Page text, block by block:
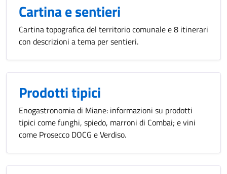
Cartina e sentieri
Cartina topografica del territorio comunale e 8 itinerari
con descrizioni a tema per sentieri.
Prodotti tipici
Enogastronomia di Miane: informazioni su prodotti
tipici come funghi, spiedo, marroni di Combai; e vini
come Prosecco DOCG e Verdiso.